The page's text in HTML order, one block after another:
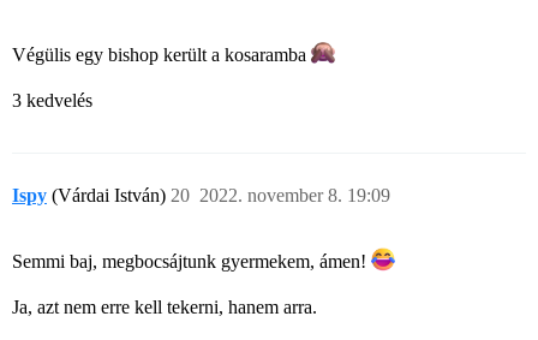
Végülis egy bishop került a kosaramba
3 kedvelés
Ispy (Várdai István) 2022. november 8. 19:09
20
Semmi baj, megbocsájtunk gyermekem, ámen!
Ja, azt nem erre kell tekerni, hanem arra.